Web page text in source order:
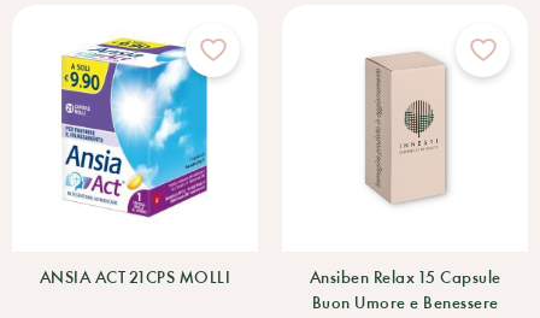
ANSIA ACT 21CPS MOLLI
Ansiben Relax 15 Capsule
Buon Umore e Benessere